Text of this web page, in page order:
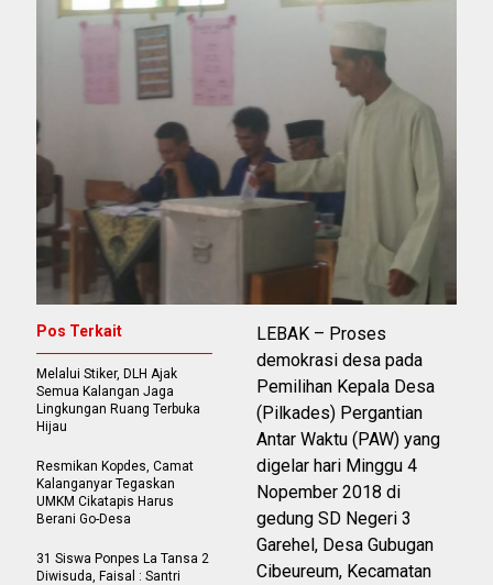
LEBAK – Proses
demokrasi desa pada
Pemilihan Kepala Desa
(Pilkades) Pergantian
Antar Waktu (PAW) yang
digelar hari Minggu 4
Nopember 2018 di
gedung SD Negeri 3
Garehel, Desa Gubugan
Cibeureum, Kecamatan
Pos Terkait
Melalui Stiker, DLH Ajak
Semua Kalangan Jaga
Lingkungan Ruang Terbuka
Hijau
Resmikan Kopdes, Camat
Kalanganyar Tegaskan
UMKM Cikatapis Harus
Berani Go-Desa
31 Siswa Ponpes La Tansa 2
Diwisuda, Faisal : Santri